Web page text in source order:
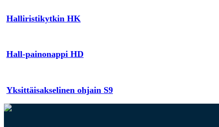
Halliristikytkin HK
Hall-painonappi HD
Yksittäisakselinen ohjain S9